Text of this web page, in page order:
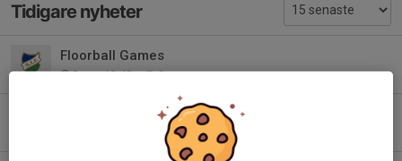
Tidigare nyheter
Floorball Games
3 apr, 12:48 0
Sammandrag Mantorp 12/10